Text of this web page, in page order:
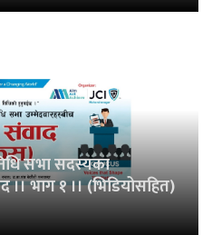
सभा सदस्यका
।। भाग १ ।। (भिडियोसहित)